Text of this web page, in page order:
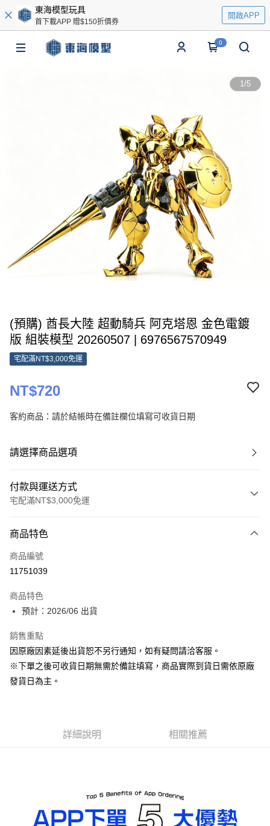
東海模型玩具
首下載APP 贈$150折價券
開啟APP
0
1/5
(預購) 酋長大陸 超動騎兵 阿克塔恩 金色電鍍
版 組裝模型 20260507 | 6976567570949
宅配滿NT$3,000免運
NT$720
客約商品：請於結帳時在備註欄位填寫可收貨日期
請選擇商品選項
付款與運送方式
宅配滿NT$3,000免運
信用卡一次付款
Apple Pay
運送方式
預購-宅配(舊)
每筆NT$120，滿NT$3,000(含以上)免運費
商品特色
商品編號
11751039
商品特色
預計：2026/06 出貨
銷售重點
因原廠因素延後出貨恕不另行通知，如有疑問請洽客服。
※下單之後可收貨日期無需於備註填寫，商品實際到貨日需依原廠
發貨日為主。
詳細說明 相關推薦